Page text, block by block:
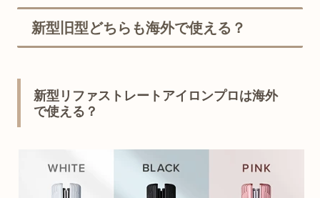
新型旧型どちらも海外で使える？
新型リファストレートアイロンプロは海外
で使える？